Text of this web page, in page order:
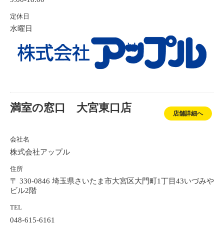
定休日
水曜日
満室の窓口 大宮東口店 店舗詳細へ
会社名
株式会社アップル
住所
〒 330-0846 埼玉県さいたま市大宮区大門町1丁目43いづみや
ビル2階
TEL
048-615-6161